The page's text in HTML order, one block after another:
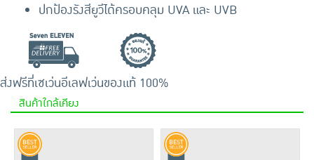
ปกป้องรังสียูวีได้ครอบคลุม UVA และ UVB
ส่งฟรีที่เซเว่นอีเลฟเว่นของแท้ 100%
สินค้าใกล้เคียง